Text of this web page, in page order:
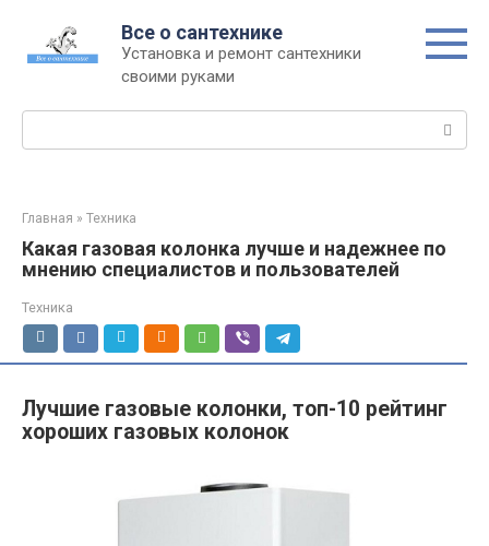
контенту
Все о сантехнике
Установка и ремонт сантехники
своими руками
Главная » Техника
Какая газовая колонка лучше и надежнее по
мнению специалистов и пользователей
Техника
Лучшие газовые колонки, топ-10 рейтинг
хороших газовых колонок